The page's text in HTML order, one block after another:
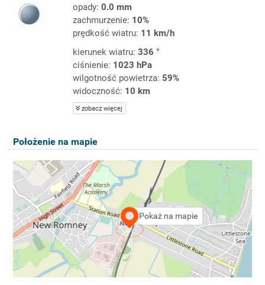
opady: 0.0 mm
zachmurzenie: 10%
prędkość wiatru: 11 km/h
kierunek wiatru: 336 °
ciśnienie: 1023 hPa
wilgotność powietrza: 59%
widoczność: 10 km
zobacz więcej
Położenie na mapie
Pokaż na mapie